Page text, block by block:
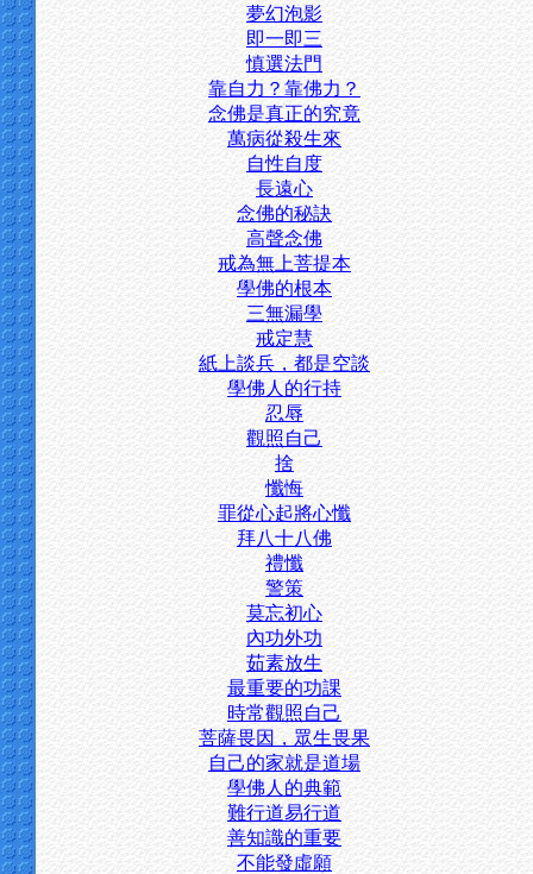
夢幻泡影
即一即三
慎選法門
靠自力？靠佛力？
念佛是真正的究竟
萬病從殺生來
自性自度
長遠心
念佛的秘訣
高聲念佛
戒為無上菩提本
學佛的根本
三無漏學
戒定慧
紙上談兵，都是空談
學佛人的行持
忍辱
觀照自己
捨
懺悔
罪從心起將心懺
拜八十八佛
禮懺
警策
莫忘初心
內功外功
茹素放生
最重要的功課
時常觀照自己
菩薩畏因，眾生畏果
自己的家就是道場
學佛人的典範
難行道易行道
善知識的重要
不能發虛願